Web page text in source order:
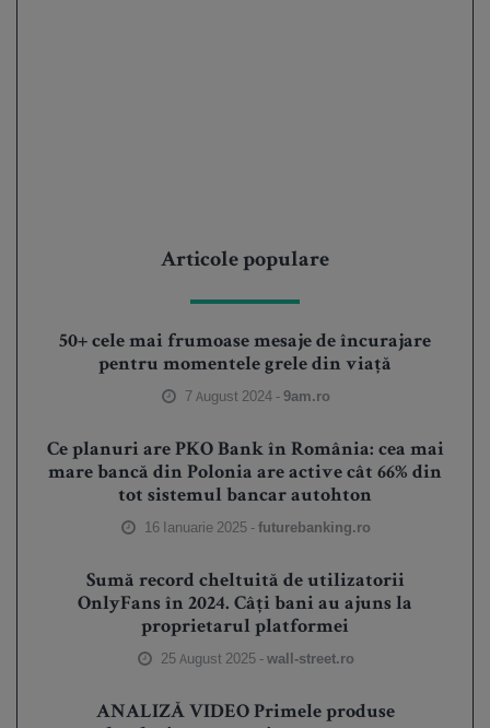
Articole populare
50+ cele mai frumoase mesaje de încurajare
pentru momentele grele din viață
7 August 2024 -9am.ro
Ce planuri are PKO Bank în România: cea mai
mare bancă din Polonia are active cât 66% din
tot sistemul bancar autohton
16 Ianuarie 2025 -futurebanking.ro
Sumă record cheltuită de utilizatorii
OnlyFans în 2024. Câți bani au ajuns la
proprietarul platformei
25 August 2025 -wall-street.ro
ANALIZĂ VIDEO Primele produse